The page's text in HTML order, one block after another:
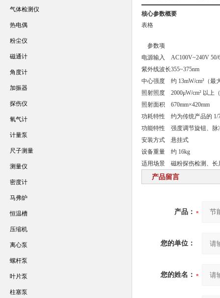
核心参数概要
表格
参数项
电源输入
AC100V~240V 50/
紫外线波长355~375nm
中心强度
约 13mW/cm²（最
照射照度
2000μW/cm² 以上
照射面积
670mm×420mm
功耗特性
约为传统产品的 1/
功能特性
强度调节旋钮、
安装方式
悬挂式
设备重量
约 16kg
适用场景
磁粉探伤检测、
产品留言
产品：
您的单位：
您的姓名：
气体检测仪
热电偶
粉尘仪
磁通计
角度计
加振器
探伤仪
氧气计
计量泵
尺子测量
测量仪
密度计
马弗炉
恒温槽
压缩机
离心泵
螺杆泵
叶片泵
柱塞泵